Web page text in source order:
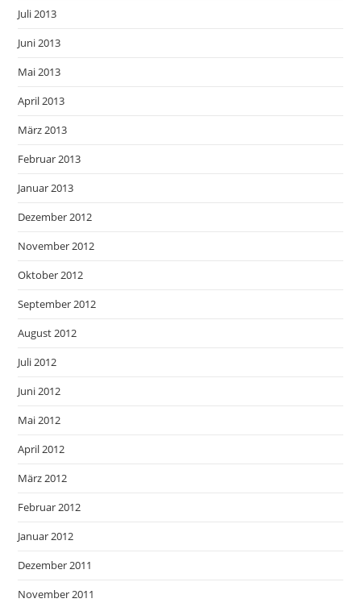
Juli 2013
Juni 2013
Mai 2013
April 2013
März 2013
Februar 2013
Januar 2013
Dezember 2012
November 2012
Oktober 2012
September 2012
August 2012
Juli 2012
Juni 2012
Mai 2012
April 2012
März 2012
Februar 2012
Januar 2012
Dezember 2011
November 2011